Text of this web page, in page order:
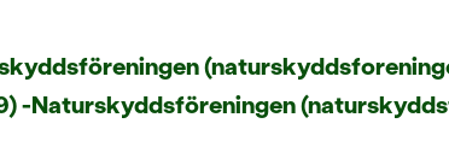
-Naturskyddsföreningen